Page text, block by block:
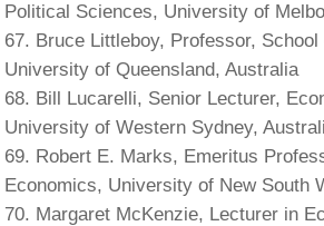
Political Sciences, University of
Bruce Littleboy, Professor,
University of Queensland, Australia
Bill Lucarelli, Senior Lecturer,
University of Western Sydney,
Robert E. Marks, Emeritus
Economics, University of New South
Margaret McKenzie, Lecturer in